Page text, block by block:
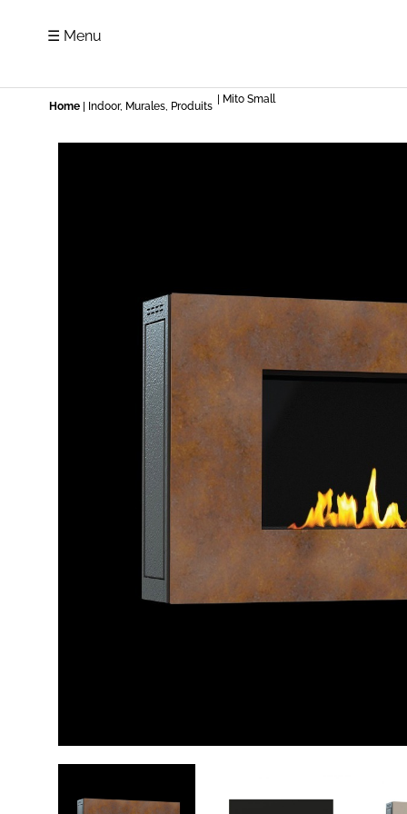
☰ Menu
Home Indoor, Murales, Produits
| Mito Small